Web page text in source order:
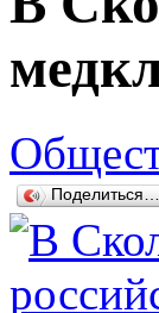
Поделиться…